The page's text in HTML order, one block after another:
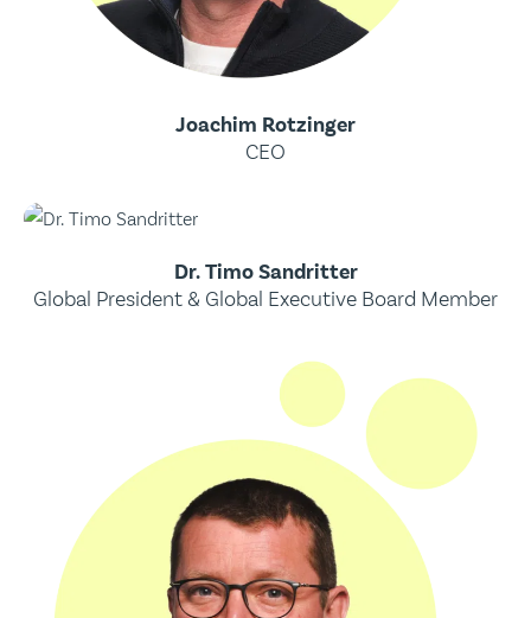
Joachim Rotzinger
CEO
Dr. Timo Sandritter
Global President & Global Executive Board Member